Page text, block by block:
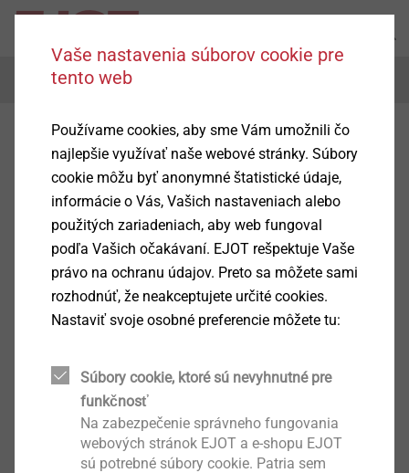
Menu
Upevňovacie riešenia v
ETICS
Nástroje a príslušenstvo pre
ETICS
Vaše nastavenia súborov cookie pre
tento web
Používame cookies, aby sme Vám umožnili čo
najlepšie využívať naše webové stránky. Súbory
cookie môžu byť anonymné štatistické údaje,
informácie o Vás, Vašich nastaveniach alebo
použitých zariadeniach, aby web fungoval
podľa Vašich očakávaní. EJOT rešpektuje Vaše
právo na ochranu údajov. Preto sa môžete sami
rozhodnúť, že neakceptujete určité cookies.
Nastaviť svoje osobné preferencie môžete tu:
Súbory cookie, ktoré sú nevyhnutné pre
funkčnosť
Na zabezpečenie správneho fungovania
webových stránok EJOT a e-shopu EJOT
sú potrebné súbory cookie. Patria sem